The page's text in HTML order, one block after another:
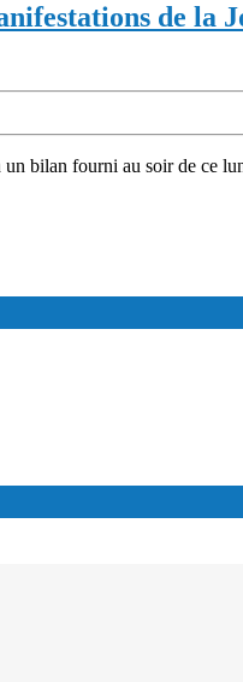
de la
un bilan fourni au soir de ce